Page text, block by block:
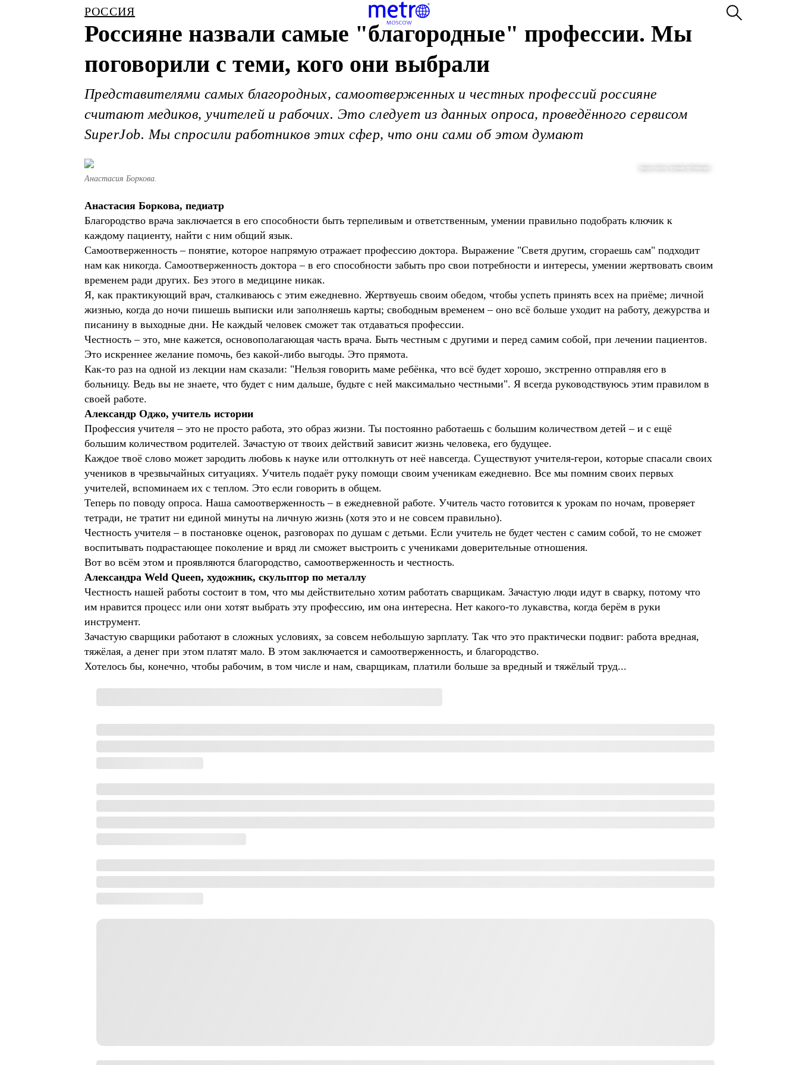
РОССИЯ
Россияне назвали самые "благородные" профессии. Мы
поговорили с теми, кого они выбрали
Представителями самых благородных, самоотверженных и честных профессий россияне
считают медиков, учителей и рабочих. Это следует из данных опроса, проведённого сервисом
SuperJob. Мы спросили работников этих сфер, что они сами об этом думают
предоставила героиня публикации
Анастасия Боркова.
Анастасия Боркова, педиатр
Благородство врача заключается в его способности быть терпеливым и ответственным, умении правильно подобрать ключик к
каждому пациенту, найти с ним общий язык.
Самоотверженность – понятие, которое напрямую отражает профессию доктора. Выражение "Светя другим, сгораешь сам" подходит
нам как никогда. Самоотверженность доктора – в его способности забыть про свои потребности и интересы, умении жертвовать своим
временем ради других. Без этого в медицине никак.
Я, как практикующий врач, сталкиваюсь с этим ежедневно. Жертвуешь своим обедом, чтобы успеть принять всех на приёме; личной
жизнью, когда до ночи пишешь выписки или заполняешь карты; свободным временем – оно всё больше уходит на работу, дежурства и
писанину в выходные дни. Не каждый человек сможет так отдаваться профессии.
Честность – это, мне кажется, основополагающая часть врача. Быть честным с другими и перед самим собой, при лечении пациентов.
Это искреннее желание помочь, без какой-либо выгоды. Это прямота.
Как-то раз на одной из лекции нам сказали: "Нельзя говорить маме ребёнка, что всё будет хорошо, экстренно отправляя его в
больницу. Ведь вы не знаете, что будет с ним дальше, будьте с ней максимально честными". Я всегда руководствуюсь этим правилом в
своей работе.
Александр Оджо, учитель истории
Профессия учителя – это не просто работа, это образ жизни. Ты постоянно работаешь с большим количеством детей – и с ещё
большим количеством родителей. Зачастую от твоих действий зависит жизнь человека, его будущее.
Каждое твоё слово может зародить любовь к науке или оттолкнуть от неё навсегда. Существуют учителя-герои, которые спасали своих
учеников в чрезвычайных ситуациях. Учитель подаёт руку помощи своим ученикам ежедневно. Все мы помним своих первых
учителей, вспоминаем их с теплом. Это если говорить в общем.
Теперь по поводу опроса. Наша самоотверженность – в ежедневной работе. Учитель часто готовится к урокам по ночам, проверяет
тетради, не тратит ни единой минуты на личную жизнь (хотя это и не совсем правильно).
Честность учителя – в постановке оценок, разговорах по душам с детьми. Если учитель не будет честен с самим собой, то не сможет
воспитывать подрастающее поколение и вряд ли сможет выстроить с учениками доверительные отношения.
Вот во всём этом и проявляются благородство, самоотверженность и честность.
Александра Weld Queen, художник, скульптор по металлу
Честность нашей работы состоит в том, что мы действительно хотим работать сварщикам. Зачастую люди идут в сварку, потому что
им нравится процесс или они хотят выбрать эту профессию, им она интересна. Нет какого-то лукавства, когда берём в руки
инструмент.
Зачастую сварщики работают в сложных условиях, за совсем небольшую зарплату. Так что это практически подвиг: работа вредная,
тяжёлая, а денег при этом платят мало. В этом заключается и самоотверженность, и благородство.
Хотелось бы, конечно, чтобы рабочим, в том числе и нам, сварщикам, платили больше за вредный и тяжёлый труд...